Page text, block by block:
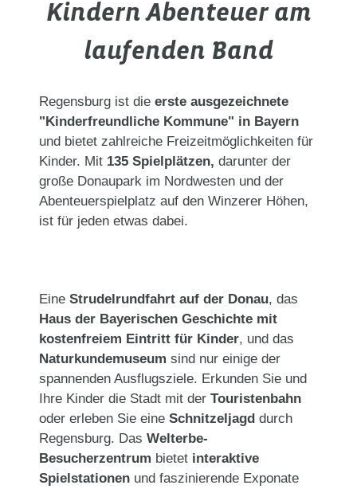
Kindern Abenteuer am
laufenden Band
Regensburg ist die erste ausgezeichnete
"Kinderfreundliche Kommune" in Bayern
und bietet zahlreiche Freizeitmöglichkeiten für
Kinder. Mit 135 Spielplätzen, darunter der
große Donaupark im Nordwesten und der
Abenteuerspielplatz auf den Winzerer Höhen,
ist für jeden etwas dabei.
Eine Strudelrundfahrt auf der Donau, das
Haus der Bayerischen Geschichte mit
kostenfreiem Eintritt für Kinder, und das
Naturkundemuseum sind nur einige der
spannenden Ausflugsziele. Erkunden Sie und
Ihre Kinder die Stadt mit der Touristenbahn
oder erleben Sie eine Schnitzeljagd durch
Regensburg. Das Welterbe-
Besucherzentrum bietet interaktive
Spielstationenund faszinierende Exponate